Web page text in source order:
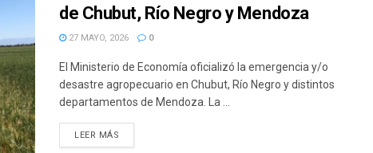
de Chubut, Río Negro y Mendoza
27 MAYO, 2026 0
El Ministerio de Economía oficializó la emergencia y/o
desastre agropecuario en Chubut, Río Negro y distintos
departamentos de Mendoza. La ...
LEER MÁS